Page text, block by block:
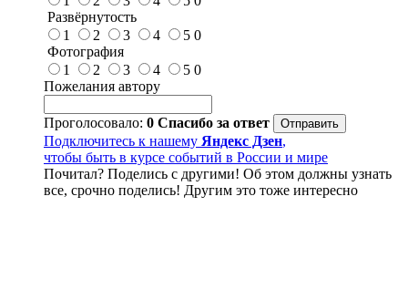
Развёрнутость
1
2 3 4 5 0
Фотография
1
2 3 4 5 0
Пожелания автору
Проголосовало: 0 Спасибо за ответ
Подключитесь к нашему Яндекс Дзен,
чтобы быть в курсе событий в России и мире
Почитал? Поделись с другими! Об этом должны узнать
все, срочно поделись! Другим это тоже интересно